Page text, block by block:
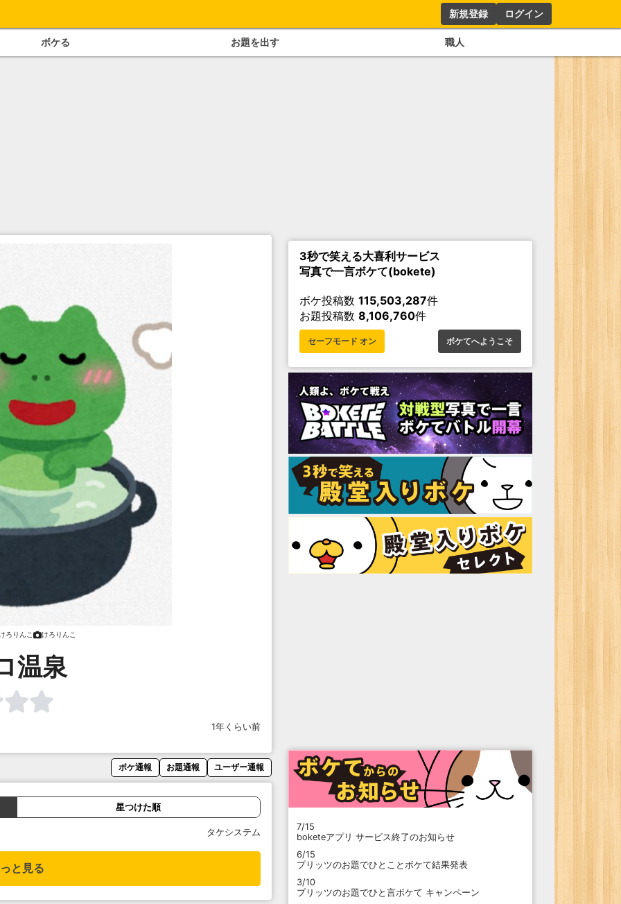
新規登録 ログイン
ボケる お題を出す 職人
ろりんこ けろりんこ
温泉
1年くらい前
ボケ通報 お題通報 ユーザー通報
星つけた順
タケシステム
と見る
3秒で笑える大喜利サービス
写真で一言ボケて(bokete)
ボケ投稿数 115,503,287件
お題投稿数 8,106,760件
セーフモード オン ボケてへようこそ
7/15
boketeアプリ サービス終了のお知らせ
6/15
プリッツのお題でひとことボケて結果発表
3/10
プリッツのお題でひと言ボケて キャンペーン